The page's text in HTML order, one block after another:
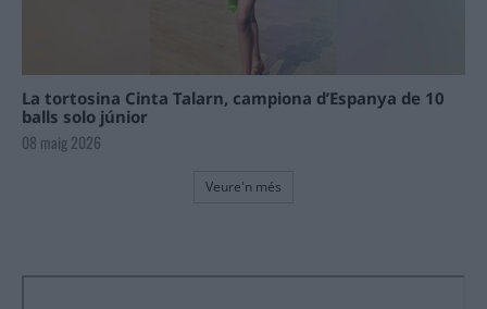
La tortosina Cinta Talarn, campiona d’Espanya de 10
balls solo júnior
08 maig 2026
Veure'n més